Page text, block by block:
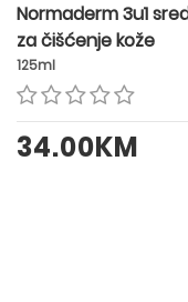
Normaderm 3u1
za čišćenje kože
125ml
34.00KM